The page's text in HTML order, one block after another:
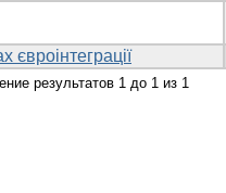
євроінтеграції
результатов 1 до 1 из 1